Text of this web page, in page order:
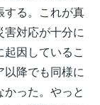
する。これが真
害対応が十分に
因しているこ
以降でも同様に
った。やっと